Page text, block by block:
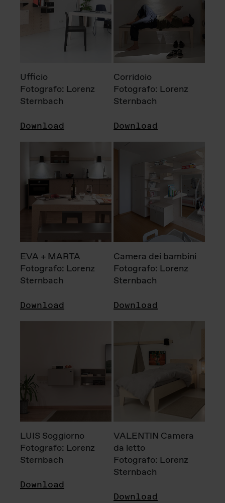
Ufficio
Fotografo: Lorenz
Sternbach
Download
Corridoio
Fotografo: Lorenz
Sternbach
Download
EVA + MARTA
Fotografo: Lorenz
Sternbach
Download
Camera dei bambini
Fotografo: Lorenz
Sternbach
Download
LUIS Soggiorno
Fotografo: Lorenz
Sternbach
Download
VALENTIN Camera
da letto
Fotografo: Lorenz
Sternbach
Download